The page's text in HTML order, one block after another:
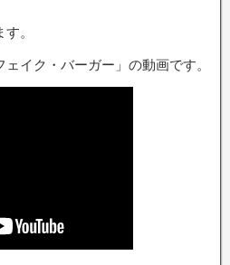
。
イク・バーガー」の動画です。